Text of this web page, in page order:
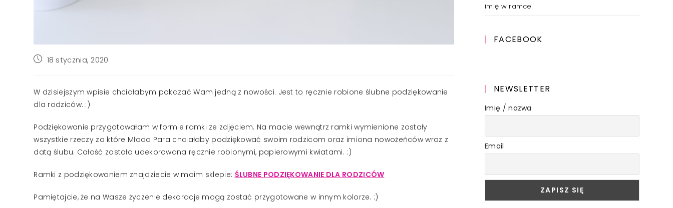
Post18 stycznia, 2020
W dzisiejszym wpisie chciałabym pokazać Wam jedną z nowości. Jest to ręcznie robione ślubne podziękowanie
dla rodziców. :)
Podziękowanie przygotowałam w formie ramki ze zdjęciem. Na macie wewnątrz ramki wymienione zostały
wszystkie rzeczy za które Młoda Para chciałaby podziękować swoim rodzicom oraz imiona nowożeńców wraz z
datą ślubu. Całość została udekorowana ręcznie robionymi, papierowymi kwiatami. :)
Ramki z podziękowaniem znajdziecie w moim sklepie: ŚLUBNE PODZIĘKOWANIE DLA RODZICÓW
Pamiętajcie, że na Wasze życzenie dekoracje mogą zostać przygotowane w innym kolorze. :)
imię w ramce
FACEBOOK
NEWSLETTER
Imię / nazwa
Email